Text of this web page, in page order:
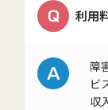
Q
利用
A
障
ビ
収